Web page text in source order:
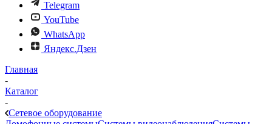
Telegram
YouTube
WhatsApp
Яндекс.Дзен
Главная
-
Каталог
-
Сетевое оборудование